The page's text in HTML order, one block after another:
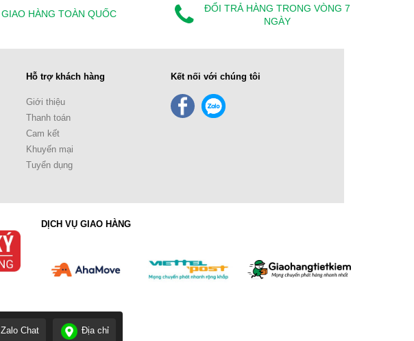
GIAO HÀNG TOÀN QUỐC
ĐỔI TRẢ HÀNG TRONG VÒNG 7
NGÀY
Hỗ trợ khách hàng
Giới thiệu
Thanh toán
Cam kết
Khuyến mại
Tuyển dụng
Kết nối với chúng tôi
DỊCH VỤ GIAO HÀNG
Zalo Chat Địa chỉ